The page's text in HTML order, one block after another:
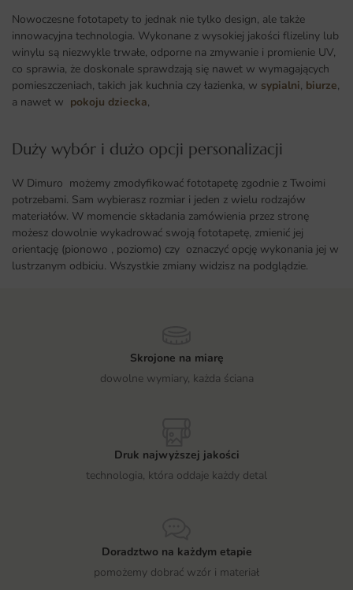
Nowoczesne fototapety to jednak nie tylko design, ale także
innowacyjna technologia. Wykonane z wysokiej jakości flizeliny lub
winylu są niezwykle trwałe, odporne na zmywanie i promienie UV,
co sprawia, że doskonale sprawdzają się nawet w wymagających
pomieszczeniach, takich jak kuchnia czy łazienka, w sypialni, biurze,
a nawet w pokoju dziecka,
Duży wybór i dużo opcji personalizacji ​
W Dimuro możemy zmodyfikować fototapetę zgodnie z Twoimi
potrzebami. Sam wybierasz rozmiar i jeden z wielu rodzajów
materiałów. W momencie składania zamówienia przez stronę
możesz dowolnie wykadrować swoją fototapetę, zmienić jej
orientację (pionowo , poziomo) czy oznaczyć opcję wykonania jej w
lustrzanym odbiciu. Wszystkie zmiany widzisz na podglądzie.
Skrojone na miarę
dowolne wymiary, każda ściana
Druk najwyższej jakości
technologia, która oddaje każdy detal
Doradztwo na każdym etapie
pomożemy dobrać wzór i materiał